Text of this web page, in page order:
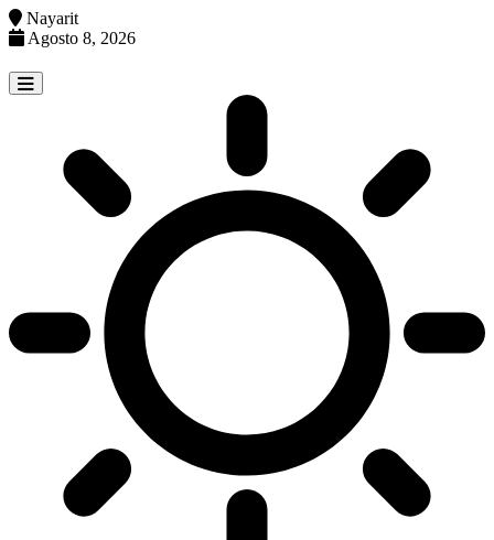
Nayarit
Agosto 8, 2026
to
content